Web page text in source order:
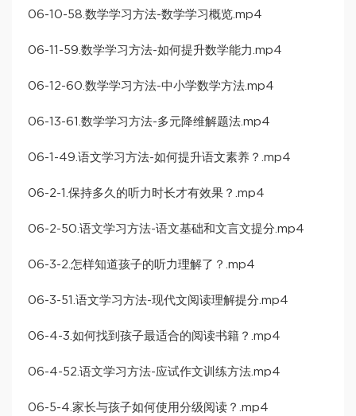
06-10-58.数学学习方法-数学学习概览.mp4
06-11-59.数学学习方法-如何提升数学能力.mp4
06-12-60.数学学习方法-中小学数学方法.mp4
06-13-61.数学学习方法-多元降维解题法.mp4
06-1-49.语文学习方法-如何提升语文素养？.mp4
06-2-1.保持多久的听力时长才有效果？.mp4
06-2-50.语文学习方法-语文基础和文言文提分.mp4
06-3-2.怎样知道孩子的听力理解了？.mp4
06-3-51.语文学习方法-现代文阅读理解提分.mp4
06-4-3.如何找到孩子最适合的阅读书籍？.mp4
06-4-52.语文学习方法-应试作文训练方法.mp4
06-5-4.家长与孩子如何使用分级阅读？.mp4